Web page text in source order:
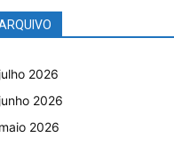
2026
2026
2026